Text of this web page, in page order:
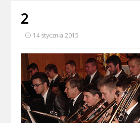
2
14 stycznia 2015